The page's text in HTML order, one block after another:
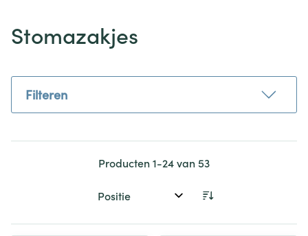
Stomazakjes
Filteren
Producten1-24van53
Sorteer op: